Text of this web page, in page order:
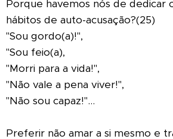
Porque havemos nós de dedicar
hábitos de auto-acusação?(25)
"Sou gordo(a)!",
"Sou feio(a),
"Morri para a vida!",
"Não vale a pena viver!",
"Não sou capaz!"...
Preferir não amar a si mesmo e